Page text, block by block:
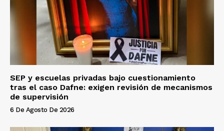
SEP y escuelas privadas bajo cuestionamiento
tras el caso Dafne: exigen revisión de mecanismos
de supervisión
6 De Agosto De 2026